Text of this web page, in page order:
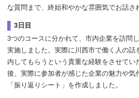
な質問まで、終始和やかな雰囲気でお話さ
3日目
3つのコースに分かれて、市内企業を訪問
実施しました。実際に川西市で働く人の話
内してもらうという貴重な経験をさせてい
後、実際に参加者が感じた企業の魅力や気
「振り返りシート」を作成しました。